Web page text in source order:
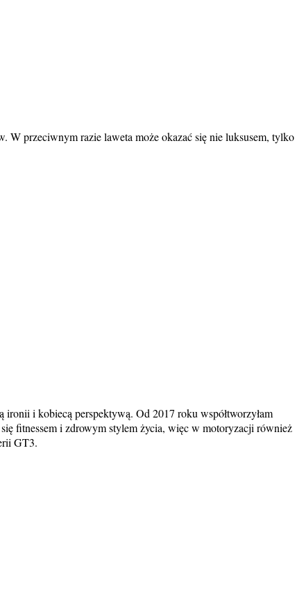
W przeciwnym razie laweta może okazać się nie luksusem, tylko
i kobiecą perspektywą. Od 2017 roku współtworzyłam
fitnessem i zdrowym stylem życia, więc w motoryzacji również
GT3.